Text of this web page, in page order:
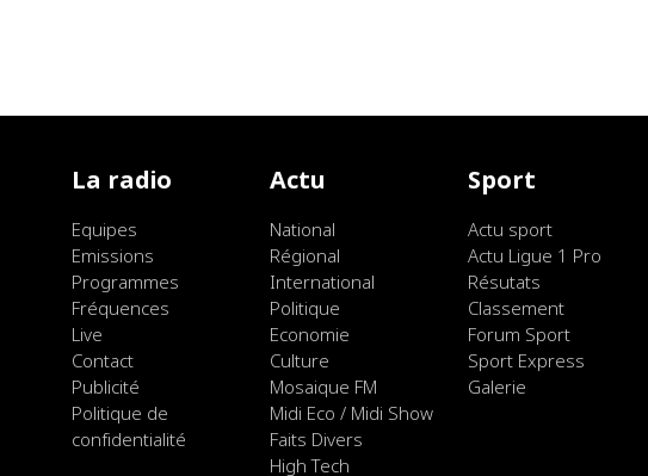
La radio
Equipes
Emissions
Programmes
Fréquences
Live
Contact
Publicité
Politique de
confidentialité
Actu
National
Régional
International
Politique
Economie
Culture
Mosaique FM
Midi Eco / Midi Show
Faits Divers
High Tech
Sport
Actu sport
Actu Ligue 1 Pro
Résutats
Classement
Forum Sport
Sport Express
Galerie